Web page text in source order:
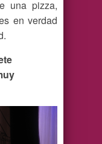
una pizza,
en verdad